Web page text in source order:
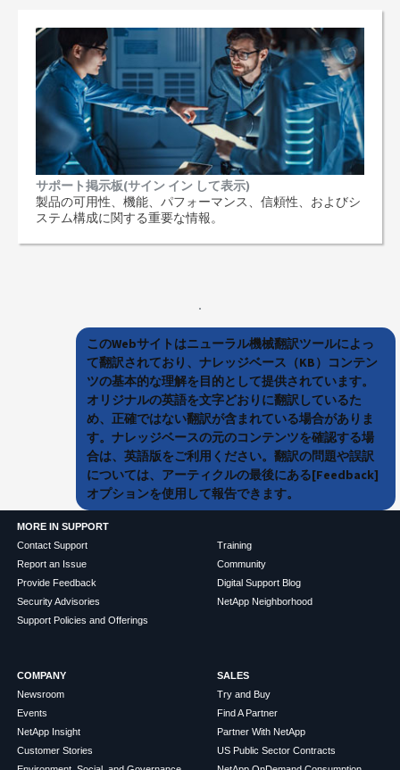
サポート掲示板(サイン イン して表示)
製品の可用性、機能、パフォーマンス、信頼性、およびシ
ステム構成に関する重要な情報。
このWebサイトはニューラル機械翻訳ツールによっ
て翻訳されており、ナレッジベース（KB）コンテン
ツの基本的な理解を目的として提供されています。
オリジナルの英語を文字どおりに翻訳しているた
め、正確ではない翻訳が含まれている場合がありま
す。ナレッジベースの元のコンテンツを確認する場
合は、英語版をご利用ください。翻訳の問題や誤訳
については、アーティクルの最後にある[Feedback]
オプションを使用して報告できます。
MORE IN SUPPORT
Contact Support
Report an Issue
Provide Feedback
Security Advisories
Support Policies and Offerings
Training
Community
Digital Support Blog
NetApp Neighborhood
COMPANY
Newsroom
Events
NetApp Insight
Customer Stories
SALES
Try and Buy
Find A Partner
Partner With NetApp
US Public Sector Contracts